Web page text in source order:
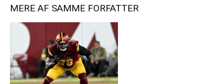
MERE AF SAMME FORFATTER